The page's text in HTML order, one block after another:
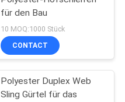
für den Bau
10 MOQ:1000 Stück
CONTACT
Polyester Duplex Web
Sling Gürtel für das